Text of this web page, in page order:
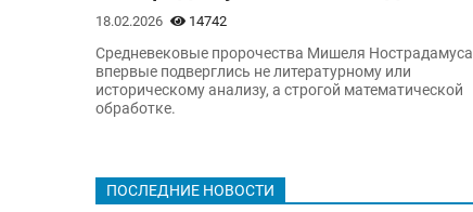
18.02.2026 14742
Средневековые пророчества Мишеля Нострадамуса
впервые подверглись не литературному или
историческому анализу, а строгой математической
обработке.
ПОСЛЕДНИЕ НОВОСТИ